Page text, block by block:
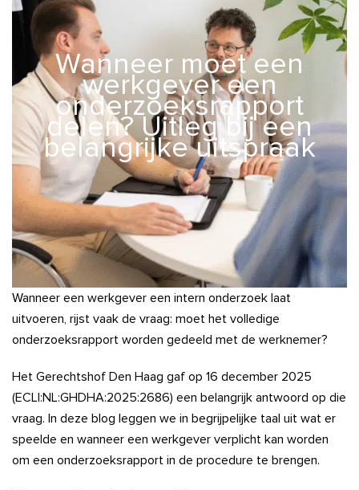
Wanneer moet een
werkgever een
onderzoeksrapport
delen? Uitleg bij een
belangrijke uitspraak
Wanneer een werkgever een intern onderzoek laat
uitvoeren, rijst vaak de vraag: moet het volledige
onderzoeksrapport worden gedeeld met de werknemer?
Het Gerechtshof Den Haag gaf op 16 december 2025
(ECLI:NL:GHDHA:2025:2686) een belangrijk antwoord op die
vraag. In deze blog leggen we in begrijpelijke taal uit wat er
speelde en wanneer een werkgever verplicht kan worden
om een onderzoeksrapport in de procedure te brengen.